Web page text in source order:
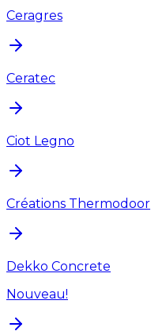
Ceragres
Ceratec
Ciot Legno
Créations Thermodoor
Dekko Concrete
Nouveau!